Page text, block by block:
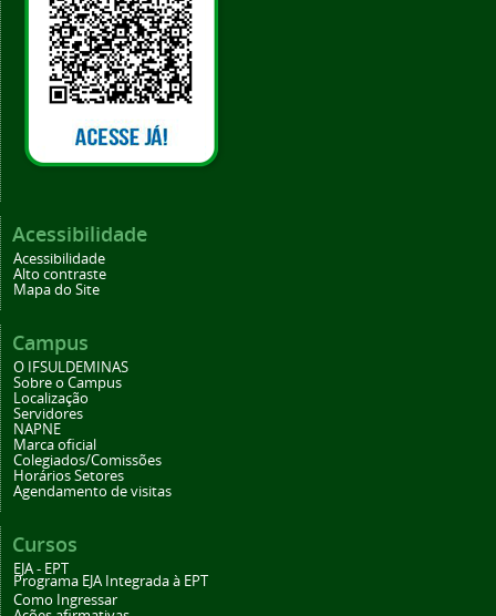
Acessibilidade
Acessibilidade
Alto contraste
Mapa do Site
Campus
O IFSULDEMINAS
Sobre o Campus
Localização
Servidores
NAPNE
Marca oficial
Colegiados/Comissões
Horários Setores
Agendamento de visitas
Cursos
EJA - EPT
Programa EJA Integrada à EPT
Como Ingressar